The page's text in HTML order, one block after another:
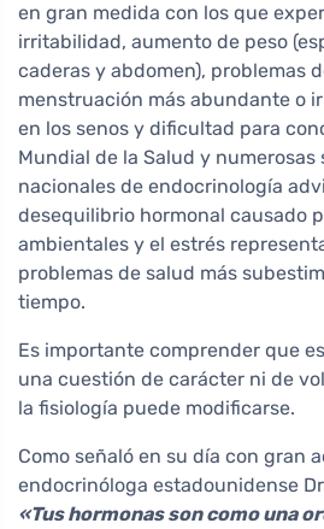
en gran medida con los que
irritabilidad, aumento de peso
caderas y abdomen), problemas
menstruación más abundante o
en los senos y dificultad para
Mundial de la Salud y numerosas
nacionales de endocrinología
desequilibrio hormonal causado
ambientales y el estrés
problemas de salud más
tiempo.
Es importante comprender que
una cuestión de carácter ni de
la fisiología puede modificarse.
Como señaló en su día con gran
endocrinóloga estadounidense
«Tus hormonas son como una